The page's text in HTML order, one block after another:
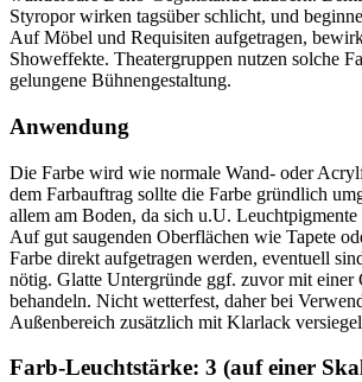
Styropor wirken tagsüber schlicht, und
Auf Möbel und Requisiten aufgetragen,
Showeffekte. Theatergruppen nutzen solche
gelungene Bühnengestaltung.
Anwendung
Die Farbe wird wie normale Wand- oder
dem Farbauftrag sollte die Farbe gründlich
allem am Boden, da sich u.U. Leuchtpigmente
Auf gut saugenden Oberflächen wie Tapete
Farbe direkt aufgetragen werden, eventuell
nötig. Glatte Untergründe ggf. zuvor mit einer
behandeln. Nicht wetterfest, daher bei
Außenbereich zusätzlich mit Klarlack
Farb-Leuchtstärke: 3 (auf einer